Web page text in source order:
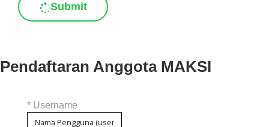
Submit
Pendaftaran Anggota MAKSI
* Username